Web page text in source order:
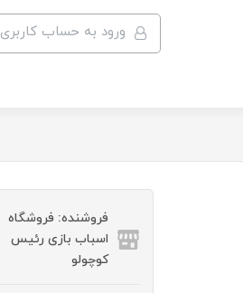
ورود به حساب کاربری
فروشنده: فروشگاه
اسباب بازی رئیس
کوچولو